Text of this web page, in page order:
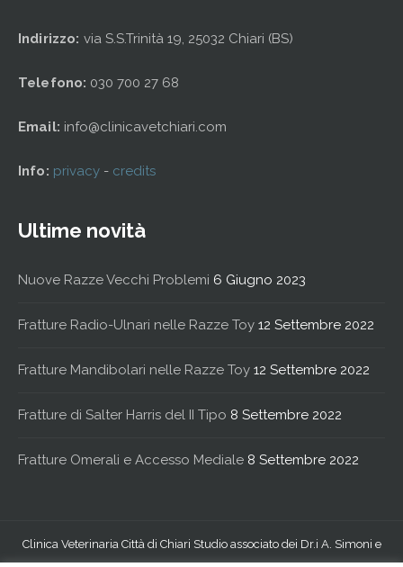
Indirizzo: via S.S.Trinità 19, 25032 Chiari (BS)
Telefono: 030 700 27 68
Email: info@clinicavetchiari.com
Info: privacy - credits
Ultime novità
Nuove Razze Vecchi Problemi 6 Giugno 2023
Fratture Radio-Ulnari nelle Razze Toy 12 Settembre 2022
Fratture Mandibolari nelle Razze Toy 12 Settembre 2022
Fratture di Salter Harris del II Tipo 8 Settembre 2022
Fratture Omerali e Accesso Mediale 8 Settembre 2022
Clinica Veterinaria Città di Chiari Studio associato dei Dr.i A. Simoni e